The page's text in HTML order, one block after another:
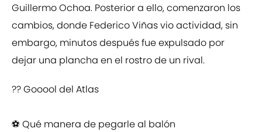
Guillermo Ochoa. Posterior a ello, comenzaron los
cambios, donde Federico Viñas vio actividad, sin
embargo, minutos después fue expulsado por
dejar una plancha en el rostro de un rival.
?? Gooool del Atlas
⚽ Qué manera de pegarle al balón